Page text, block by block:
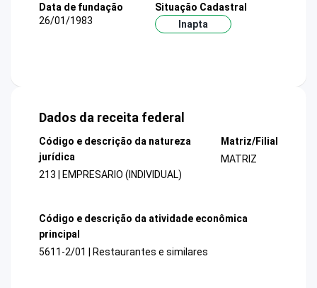
Data de fundação
26/01/1983
Situação Cadastral
Inapta
Dados da receita federal
Código e descrição da natureza
jurídica
213 | EMPRESARIO (INDIVIDUAL)
Matriz/Filial
MATRIZ
Código e descrição da atividade econômica
principal
5611-2/01 | Restaurantes e similares